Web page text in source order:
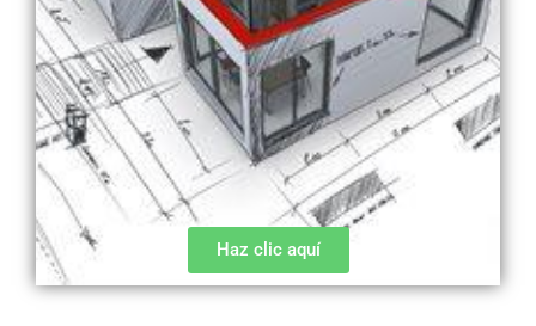
Haz clic aquí